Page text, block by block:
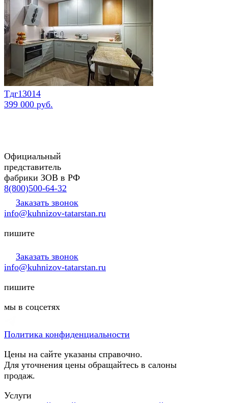
Тдг13014
399 000 руб.
Официальный
представитель
фабрики ЗОВ в РФ
8(800)500-64-32
Заказать звонок
info@kuhnizov-tatarstan.ru
пишите
Заказать звонок
info@kuhnizov-tatarstan.ru
пишите
мы в соцсетях
Политика конфиденциальности
Цены на сайте указаны справочно.
Для уточнения цены обращайтесь в салоны
продаж.
Услуги